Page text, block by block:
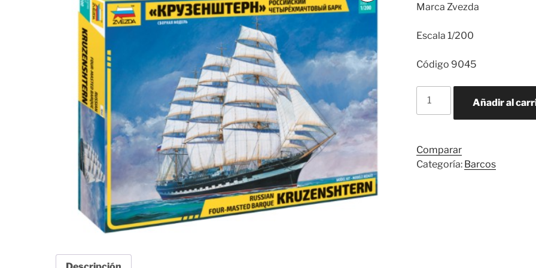
Marca Zvezda
Escala 1/200
Código 9045
SAILING
Añadir al
Comparar
Categoría: Barcos